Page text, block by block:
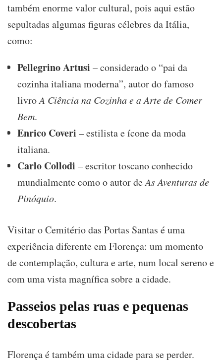
também enorme valor cultural, pois aqui estão
sepultadas algumas figuras célebres da Itália,
como:
Pellegrino Artusi – considerado o “pai da
cozinha italiana moderna”, autor do famoso
livroA Ciência na Cozinha e a Arte de Comer
Bem.
Enrico Coveri – estilista e ícone da moda
italiana.
Carlo Collodi – escritor toscano conhecido
mundialmente como o autor deAs Aventuras de
Pinóquio.
Visitar o Cemitério das Portas Santas é uma
experiência diferente em Florença: um momento
de contemplação, cultura e arte, num local sereno e
com uma vista magnífica sobre a cidade.
Passeios pelas ruas e pequenas
descobertas
Florença é também uma cidade para se perder.